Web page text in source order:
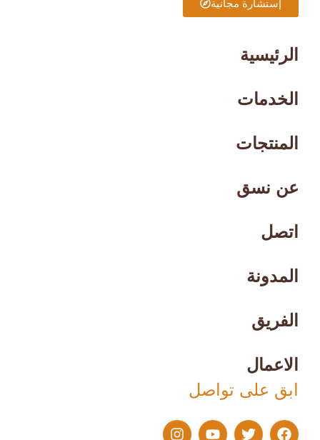
إستشارة مجانية
الرئيسية
الخدمات
المنتجات
عن نسق
اتصل
المدونة
الفريق
الاعمال
ابق على تواصل